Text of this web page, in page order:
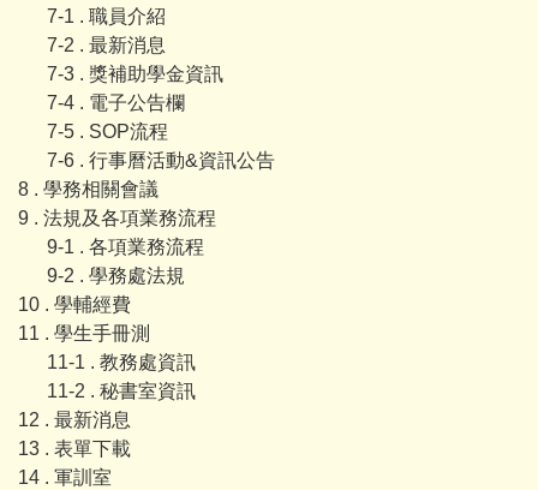
7-1 . 職員介紹
7-2 . 最新消息
7-3 . 獎補助學金資訊
7-4 . 電子公告欄
7-5 . SOP流程
7-6 . 行事曆活動&資訊公告
8 . 學務相關會議
9 . 法規及各項業務流程
9-1 . 各項業務流程
9-2 . 學務處法規
10 . 學輔經費
11 . 學生手冊測
11-1 . 教務處資訊
11-2 . 秘書室資訊
12 . 最新消息
13 . 表單下載
14 . 軍訓室